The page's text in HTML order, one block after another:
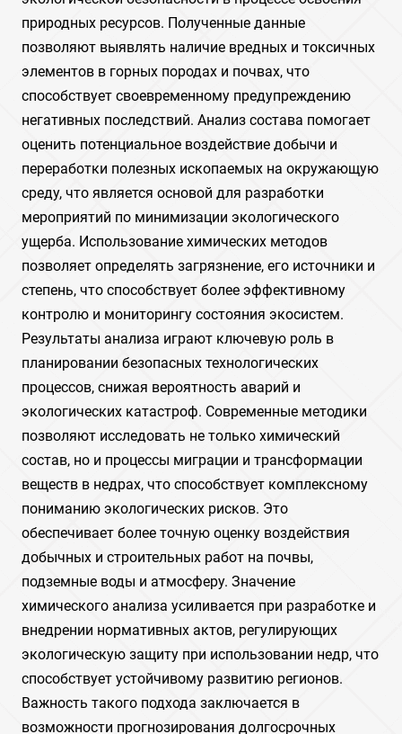
природных ресурсов. Полученные данные
позволяют выявлять наличие вредных и токсичных
элементов в горных породах и почвах, что
способствует своевременному предупреждению
негативных последствий. Анализ состава помогает
оценить потенциальное воздействие добычи и
переработки полезных ископаемых на окружающую
среду, что является основой для разработки
мероприятий по минимизации экологического
ущерба. Использование химических методов
позволяет определять загрязнение, его источники и
степень, что способствует более эффективному
контролю и мониторингу состояния экосистем.
Результаты анализа играют ключевую роль в
планировании безопасных технологических
процессов, снижая вероятность аварий и
экологических катастроф. Современные методики
позволяют исследовать не только химический
состав, но и процессы миграции и трансформации
веществ в недрах, что способствует комплексному
пониманию экологических рисков. Это
обеспечивает более точную оценку воздействия
добычных и строительных работ на почвы,
подземные воды и атмосферу. Значение
химического анализа усиливается при разработке и
внедрении нормативных актов, регулирующих
экологическую защиту при использовании недр, что
способствует устойчивому развитию регионов.
Важность такого подхода заключается в
возможности прогнозирования долгосрочных